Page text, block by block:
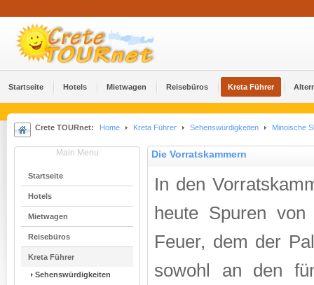
Startseite Hotels Mietwagen Reisebüros Kreta Führer
Crete TOURnet: Home Kreta Führer Sehenswürdigkeiten Minoische
Main Menu
Startseite
Hotels
Mietwagen
Reisebüros
Kreta Führer
Sehenswürdigkeiten
Die Vorratskammern
In den
heute Spuren
Feuer, dem der
sowohl an den